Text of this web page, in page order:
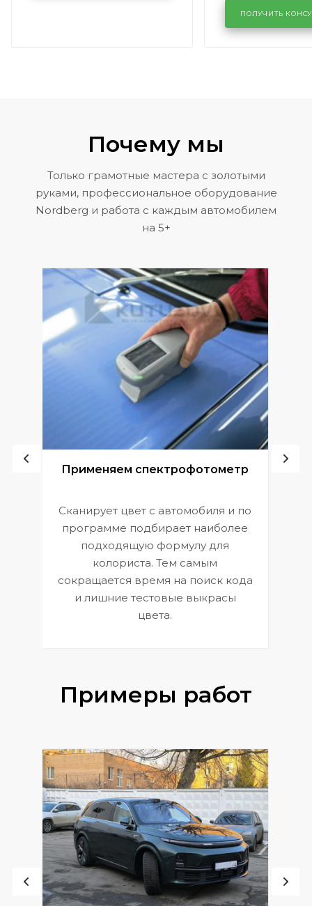
районе
Volkswagen
ПОЛУЧИТЬ
Почему мы
Только грамотные мастера с золотыми
руками, профессиональное оборудование
Nordberg и работа с каждым автомобилем
на 5+
Применяем спектрофотометр
Сканирует цвет с автомобиля и по
программе подбирает наиболее
подходящую формулу для
колориста. Тем самым
сокращается время на поиск кода
и лишние тестовые выкрасы
цвета.
Примеры работ